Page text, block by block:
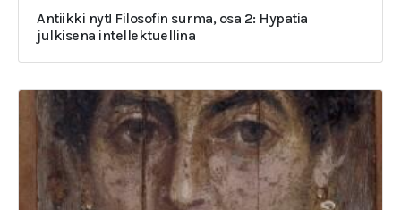
Antiikki nyt! Filosofin surma, osa 2: Hypatia
julkisena intellektuellina